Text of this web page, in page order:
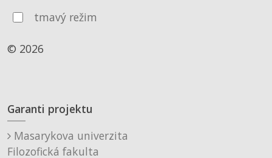
tmavý režim
© 2026
Garanti projektu
Masarykova univerzita
Filozofická fakulta